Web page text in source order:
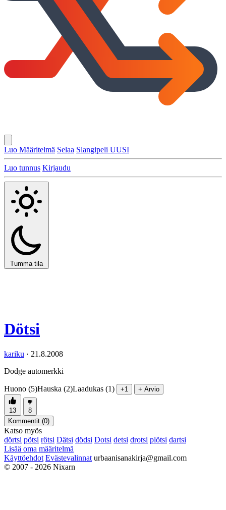
Luo Määritelmä Selaa Slangipeli UUSI
Luo tunnus Kirjaudu
Tumma tila
Dötsi
kariku · 21.8.2008
Dodge automerkki
Huono (5)Hauska (2)Laadukas (1) +1 + Arvio
13
8
Kommentit (0)
Katso myös
dörtsi pötsi rötsi Dätsi dödsi Dotsi detsi drotsi plötsi dartsi
Lisää oma määritelmä
Käyttöehdot Evästevalinnat urbaanisanakirja@gmail.com
© 2007 - 2026 Nixarn